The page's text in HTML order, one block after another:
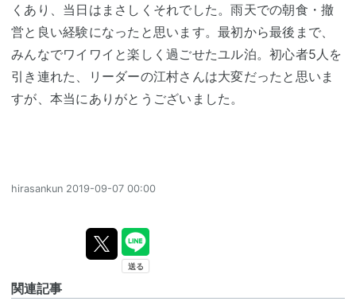
くあり、当日はまさしくそれでした。雨天での朝食・撤
営と良い経験になったと思います。最初から最後まで、
みんなでワイワイと楽しく過ごせたユル泊。初心者5人を
引き連れた、リーダーの江村さんは大変だったと思いま
すが、本当にありがとうございました。
hirasankun 2019-09-07 00:00
関連記事